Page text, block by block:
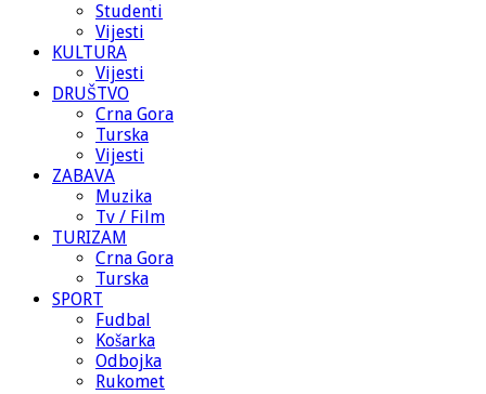
Studenti
Vijesti
KULTURA
Vijesti
DRUŠTVO
Crna Gora
Turska
Vijesti
ZABAVA
Muzika
Tv / Film
TURIZAM
Crna Gora
Turska
SPORT
Fudbal
Košarka
Odbojka
Rukomet